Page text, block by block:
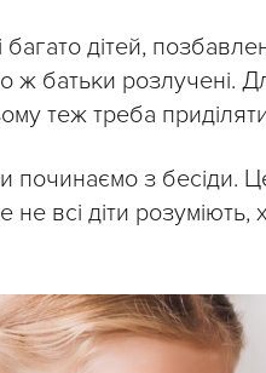
дітей,
ж батьки розлучені.
теж треба
починаємо з бесіди.
не всі діти